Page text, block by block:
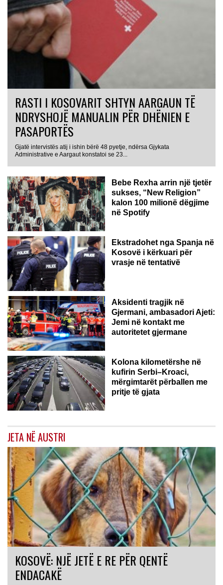
RASTI I KOSOVARIT SHTYN AARGAUN TË
NDRYSHOJË MANUALIN PËR DHËNIEN E
PASAPORTËS
Gjatë intervistës atij i ishin bërë 48 pyetje, ndërsa Gjykata
Administrative e Aargaut konstatoi se 23...
Bebe Rexha arrin një tjetër
sukses, “New Religion”
kalon 100 milionë dëgjime
në Spotify
Ekstradohet nga Spanja në
Kosovë i kërkuari për
vrasje në tentativë
GJERMANI
Aksidenti tragjik në
Gjermani, ambasadori Ajeti:
Jemi në kontakt me
autoritetet gjermane
Kolona kilometërshe në
kufirin Serbi–Kroaci,
mërgimtarët përballen me
pritje të gjata
JETA NË AUSTRI
KOSOVË: NJË JETË E RE PËR QENTË
ENDACAKË